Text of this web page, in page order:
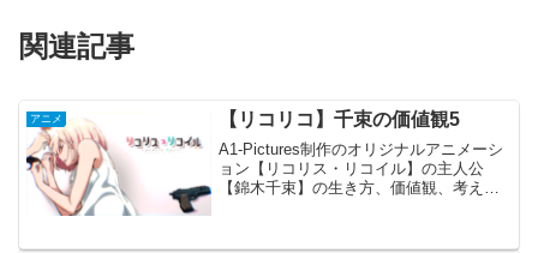
関連記事
アニメ 【リコリコ】千束の価値観5
A1-Pictures制作のオリジナルアニメーシ
ョン【リコリス・リコイル】の主人公
【錦木千束】の生き方、価値観、考え方